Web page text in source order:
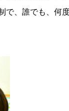
で、誰でも、何